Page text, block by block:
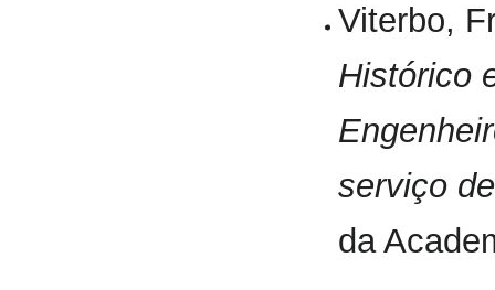
Viterbo,
Histórico
serviço
da